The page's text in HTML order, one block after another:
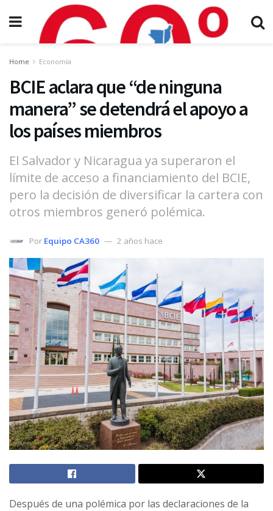
Home Economía
BCIE aclara que “de ninguna
manera” se detendrá el apoyo a
los países miembros
El Salvador y Nicaragua ya superaron el
límite de acceso a financiamiento del BCIE,
pero la decisión de diversificar la cartera con
otros miembros generó polémica.
Por Equipo CA360 2 años hace
Después de una polémica por las declaraciones de la